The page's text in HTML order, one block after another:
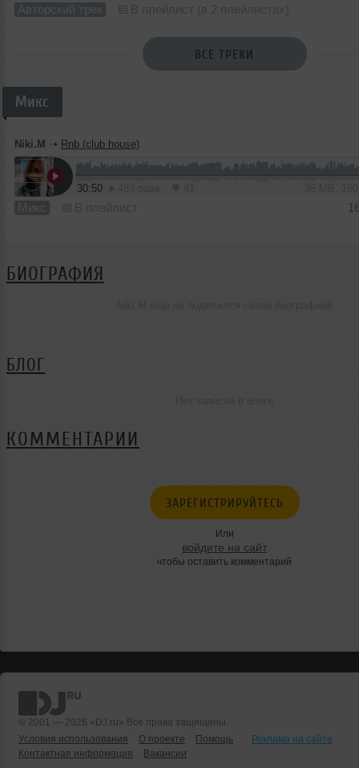
Авторский трек В плейлист (в 2 плейлистах)
ВСЕ ТРЕКИ
Микс
Niki.M ➝ Rnb (club house)
30:50
Микс В плейлист
БИОГРАФИЯ
БЛОГ
КОММЕНТАРИИ
ЗАРЕГИСТРИРУЙТЕСЬ
Или
войдите на сайт
чтобы оставить комментарий
© 2001 — 2026 «DJ.ru» Все права защищены.
Условия использования
О проекте Помощь
Реклама на сайте
Контактная информация
Вакансии